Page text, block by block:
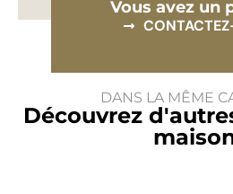
Vous avez un
DANS LA MÊME
Découvrez